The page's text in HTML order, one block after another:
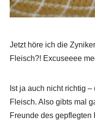
Jetzt höre ich die
Fleisch?! Excuseeee
Ist ja auch nicht richtig
Fleisch. Also gibts mal
Freunde des gepflegten